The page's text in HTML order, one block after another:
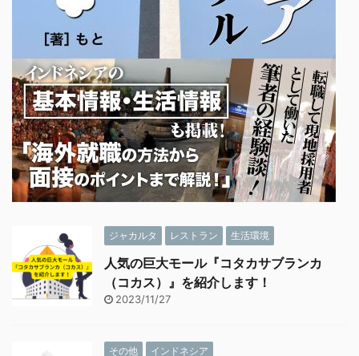
ジャカルタ レストラン 生活環境
人気の巨大モール『コタカサブランカ
（コカス）』を紹介します！
2023/11/27
その他 インドネシア